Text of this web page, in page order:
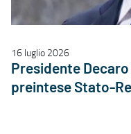
16 luglio 2026
Presidente
preintese Stato-